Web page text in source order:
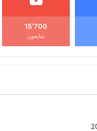
15٬700
متابعون